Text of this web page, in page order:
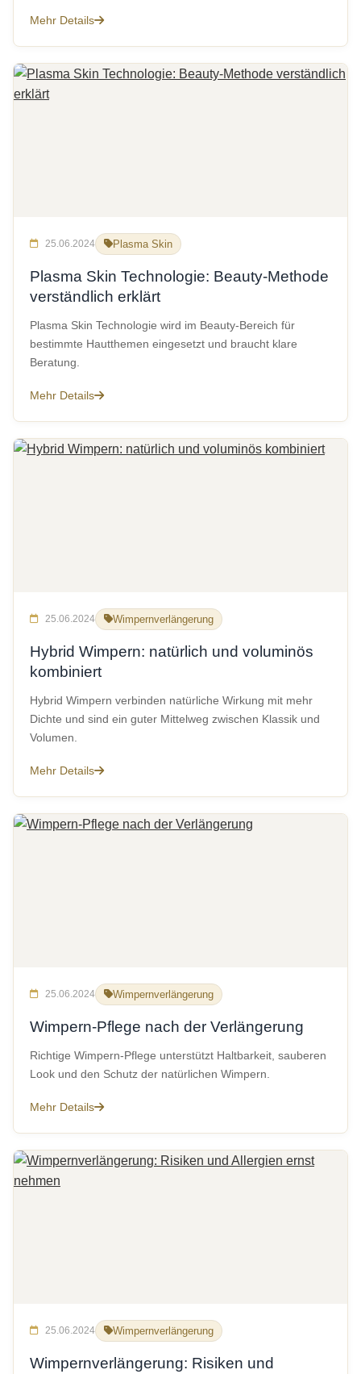
Mehr Details
25.06.2024 Plasma Skin
Plasma Skin Technologie: Beauty-Methode
verständlich erklärt
Plasma Skin Technologie wird im Beauty-Bereich für
bestimmte Hautthemen eingesetzt und braucht klare
Beratung.
Mehr Details
25.06.2024 Wimpernverlängerung
Hybrid Wimpern: natürlich und voluminös
kombiniert
Hybrid Wimpern verbinden natürliche Wirkung mit mehr
Dichte und sind ein guter Mittelweg zwischen Klassik und
Volumen.
Mehr Details
25.06.2024 Wimpernverlängerung
Wimpern-Pflege nach der Verlängerung
Richtige Wimpern-Pflege unterstützt Haltbarkeit, sauberen
Look und den Schutz der natürlichen Wimpern.
Mehr Details
25.06.2024 Wimpernverlängerung
Wimpernverlängerung: Risiken und